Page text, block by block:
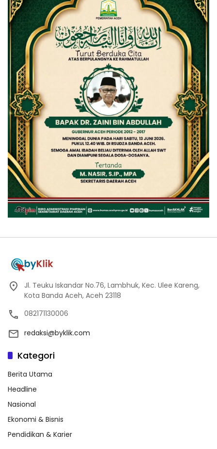
Jl. Teuku Iskandar No.76, Lambhuk, Kec. Ulee Kareng,
Kota Banda Aceh, Aceh 23118
082171130006
redaksi@byklik.com
Kategori
Berita Utama
Headline
Nasional
Ekonomi & Bisnis
Pendidikan & Karier